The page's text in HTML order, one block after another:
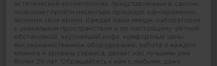
эстетической косметологии, представленные в салоне,
позволяет пройти несколько процедур одновременно,
экономя свое время. Каждая наша имидж-лаборатория
с уникальным пространством и по-настоящему уютной
обстановкой, вкуснейший кофе, комфортные цены,
высококачественное оборудование, забота о каждом
клиенте и уровень сервиса, делает нас лучшими уже
более 29 лет. Обращайтесь к нам с любыми, даже